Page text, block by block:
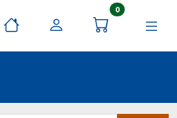
0Artikel im